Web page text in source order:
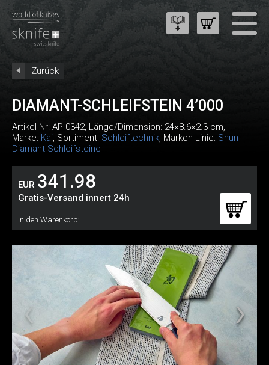
Zurück
DIAMANT-SCHLEIFSTEIN 4’000
Artikel-Nr: AP-0342, Länge/Dimension: 24×8.6×2.3 cm,
Marke: Kai, Sortiment: Schleiftechnik, Marken-Linie: Shun
Diamant Schleifsteine
EUR 341.98
Gratis-Versand innert 24h
In den Warenkorb: